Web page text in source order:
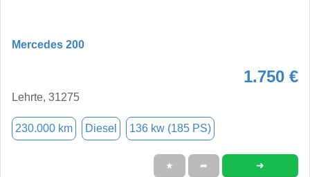
Mercedes 200
1.750 €
Lehrte, 31275
230.000 km Diesel 136 kw (185 PS)
★ ➦ ➜